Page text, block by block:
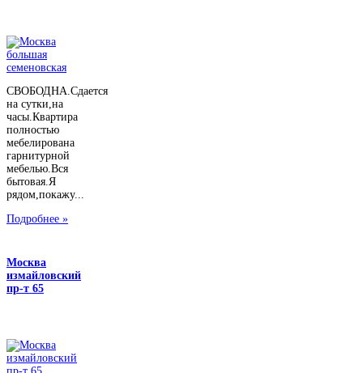
СВОБОДНА.Сдается
на сутки,на
часы.Квартира
полностью
мебелирована
гарнитурной
мебелью.Вся
бытовая.Я
рядом,покажу...
Подробнее »
Москва
измайловский
пр-т 65